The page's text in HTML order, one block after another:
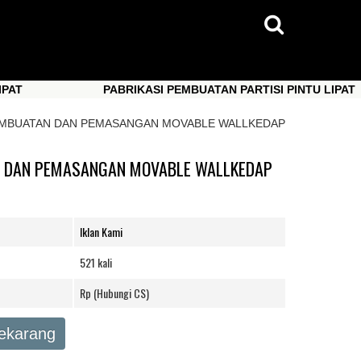
PABRIKASI PEMBUATAN PARTISI PINTU LIPAT
DAN PEMASANGAN MOVABLE WALLKEDAP
PEMASANGAN MOVABLE WALLKEDAP
Iklan Kami
521 kali
Rp (Hubungi CS)